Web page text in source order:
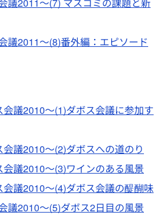
議2011～(8)番外編：エピソード
議2010～(1)ダボス会議に参加す
議2010～(2)ダボスへの道のり
議2010～(3)ワインのある風景
議2010～(4)ダボス会議の醍醐味
議2010～(5)ダボス2日目の風景